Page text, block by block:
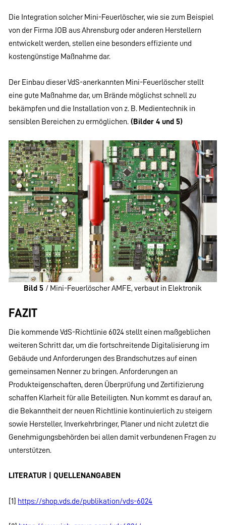
Die Integration solcher Mini-Feuerlöscher, wie sie zum Beispiel
von der Firma JOB aus Ahrensburg oder anderen Herstellern
entwickelt werden, stellen eine besonders effiziente und
kostengünstige Maßnahme dar.
Der Einbau dieser VdS-anerkannten Mini-Feuerlöscher stellt
eine gute Maßnahme dar, um Brände möglichst schnell zu
bekämpfen und die Installation von z. B. Medientechnik in
sensiblen Bereichen zu ermöglichen. (Bilder 4 und 5)
Bild 5 / Mini-Feuerlöscher AMFE, verbaut in Elektronik
FAZIT
Die kommende VdS-Richtlinie 6024 stellt einen maßgeblichen
weiteren Schritt dar, um die fortschreitende Digitalisierung im
Gebäude und Anforderungen des Brandschutzes auf einen
gemeinsamen Nenner zu bringen. Anforderungen an
Produkteigenschaften, deren Überprüfung und Zertifizierung
schaffen Klarheit für alle Beteiligten. Nun kommt es darauf an,
die Bekanntheit der neuen Richtlinie kontinuierlich zu steigern
sowie Hersteller, Inverkehrbringer, Planer und nicht zuletzt die
Genehmigungsbehörden bei allen damit verbundenen Fragen zu
unterstützen.
LITERATUR | QUELLENANGABEN
[1] https://shop.vds.de/publikation/vds-6024